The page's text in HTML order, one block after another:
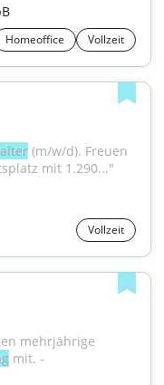
Homeoffice Vollzeit
(m/w/d). Freuen
mit 1.290..."
Vollzeit
mehrjährige
mit. -